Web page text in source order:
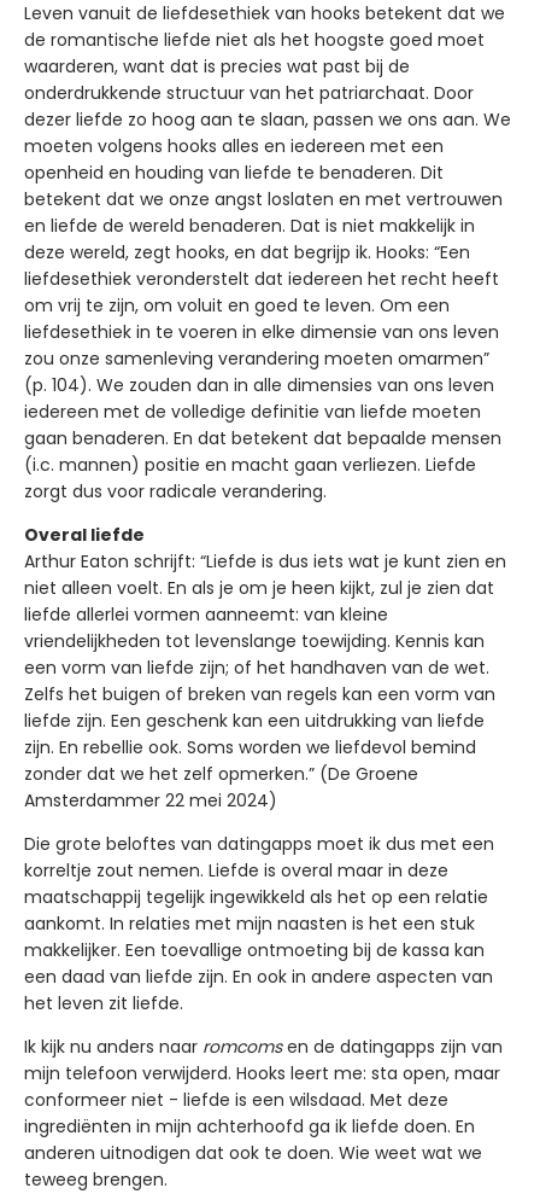
Leven vanuit de liefdesethiek van hooks betekent dat we
de romantische liefde niet als het hoogste goed moet
waarderen, want dat is precies wat past bij de
onderdrukkende structuur van het patriarchaat. Door
dezer liefde zo hoog aan te slaan, passen we ons aan. We
moeten volgens hooks alles en iedereen met een
openheid en houding van liefde te benaderen. Dit
betekent dat we onze angst loslaten en met vertrouwen
en liefde de wereld benaderen. Dat is niet makkelijk in
deze wereld, zegt hooks, en dat begrijp ik. Hooks: “Een
liefdesethiek veronderstelt dat iedereen het recht heeft
om vrij te zijn, om voluit en goed te leven. Om een
liefdesethiek in te voeren in elke dimensie van ons leven
zou onze samenleving verandering moeten omarmen”
(p. 104). We zouden dan in alle dimensies van ons leven
iedereen met de volledige definitie van liefde moeten
gaan benaderen. En dat betekent dat bepaalde mensen
(i.c. mannen) positie en macht gaan verliezen. Liefde
zorgt dus voor radicale verandering.
Overal liefde
Arthur Eaton schrijft: “Liefde is dus iets wat je kunt zien en
niet alleen voelt. En als je om je heen kijkt, zul je zien dat
liefde allerlei vormen aanneemt: van kleine
vriendelijkheden tot levenslange toewijding. Kennis kan
een vorm van liefde zijn; of het handhaven van de wet.
Zelfs het buigen of breken van regels kan een vorm van
liefde zijn. Een geschenk kan een uitdrukking van liefde
zijn. En rebellie ook. Soms worden we liefdevol bemind
zonder dat we het zelf opmerken.” (De Groene
Amsterdammer 22 mei 2024)
Die grote beloftes van datingapps moet ik dus met een
korreltje zout nemen. Liefde is overal maar in deze
maatschappij tegelijk ingewikkeld als het op een relatie
aankomt. In relaties met mijn naasten is het een stuk
makkelijker. Een toevallige ontmoeting bij de kassa kan
een daad van liefde zijn. En ook in andere aspecten van
het leven zit liefde.
Ik kijk nu anders naar romcomsen de datingapps zijn van
mijn telefoon verwijderd. Hooks leert me: sta open, maar
conformeer niet - liefde is een wilsdaad. Met deze
ingrediënten in mijn achterhoofd ga ik liefde doen. En
anderen uitnodigen dat ook te doen. Wie weet wat we
teweeg brengen.